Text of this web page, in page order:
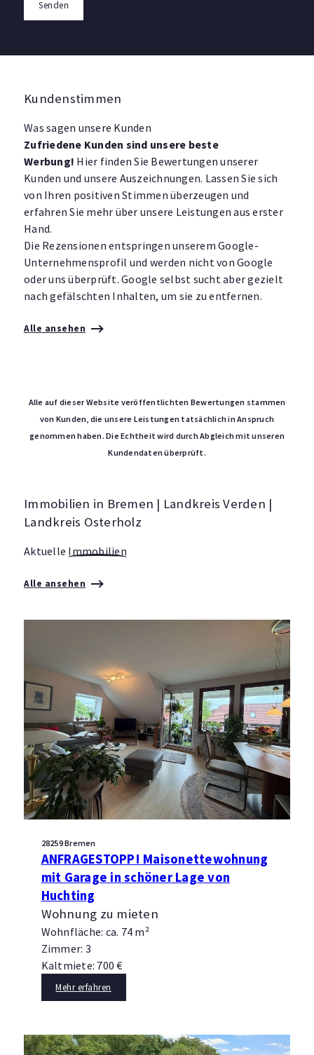
Senden
Kundenstimmen
Was sagen unsere Kunden
Zufriedene Kunden sind unsere beste
Werbung! Hier finden Sie Bewertungen unserer
Kunden und unsere Auszeichnungen. Lassen Sie sich
von Ihren positiven Stimmen überzeugen und
erfahren Sie mehr über unsere Leistungen aus erster
Hand.
Die Rezensionen entspringen unserem Google-
Unternehmensprofil und werden nicht von Google
oder uns überprüft. Google selbst sucht aber gezielt
nach gefälschten Inhalten, um sie zu entfernen.
Alle ansehen
Alle auf dieser Website veröffentlichten Bewertungen stammen
von Kunden, die unsere Leistungen tatsächlich in Anspruch
genommen haben. Die Echtheit wird durch Abgleich mit unseren
Kundendaten überprüft.
Immobilien in Bremen | Landkreis Verden |
Landkreis Osterholz
Aktuelle Immobilien
Alle ansehen
28259 Bremen
ANFRAGESTOPP! Maisonettewohnung
mit Garage in schöner Lage von
Huchting
Wohnung zu mieten
Wohnfläche: ca. 74 m²
Zimmer: 3
Kaltmiete: 700 €
Mehr erfahren